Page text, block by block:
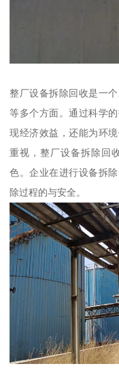
整厂设备拆除回收是一
等多个方面。通过科学
现经济效益，还能为环
重视，整厂设备拆除回
色。企业在进行设备拆
除过程的与安全。